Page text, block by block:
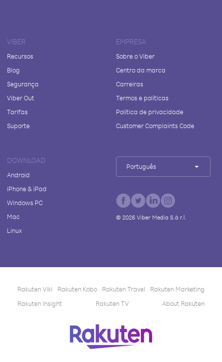
VIBER
Recursos
Blog
Segurança
Viber Out
Tarifas
Suporte
EMPRESA
Sobre o Viber
Centro da marca
Carreiras
Termos e políticas
Política de privacidade
Customer Complaints Code
DOWNLOAD
Android
iPhone & iPad
Windows PC
Mac
Linux
Português
© 2026Viber Media S.à r.l.
Rakuten Viki Rakuten Kobo Rakuten Travel
Rakuten Marketing
Rakuten Insight
Rakuten TV About Rakuten